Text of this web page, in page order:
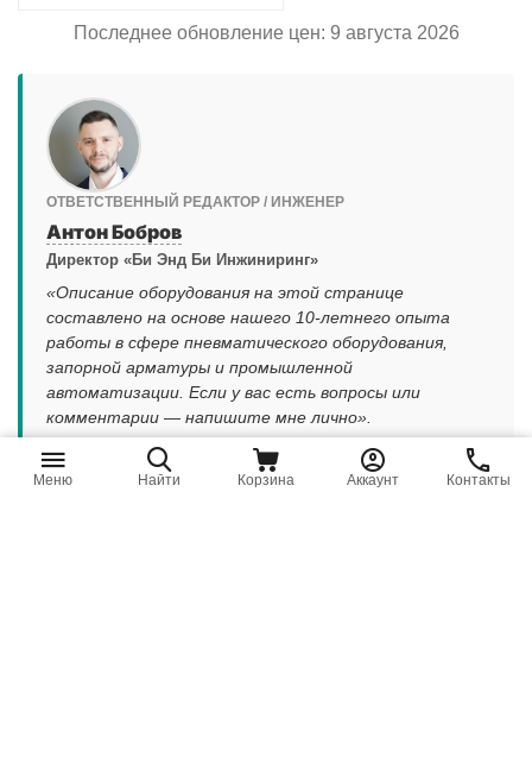
Последнее обновление цен: 9 августа 2026
ОТВЕТСТВЕННЫЙ РЕДАКТОР / ИНЖЕНЕР
Антон Бобров
Директор «Би Энд Би Инжиниринг»
«Описание оборудования на этой странице
составлено на основе нашего 10-летнего опыта
работы в сфере пневматического оборудования,
запорной арматуры и промышленной
автоматизации. Если у вас есть вопросы или
комментарии — напишите мне лично».
Написать директору Смотреть профиль эксперта
Меню Найти Корзина Аккаунт Контакты